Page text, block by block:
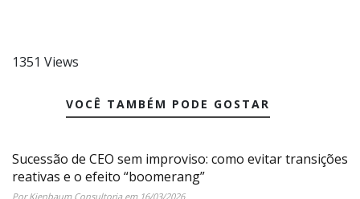
1351 Views
VOCÊ TAMBÉM PODE GOSTAR
Sucessão de CEO sem improviso: como evitar transições
reativas e o efeito “boomerang”
Por Kienbaum Consultoria em 16/03/2026